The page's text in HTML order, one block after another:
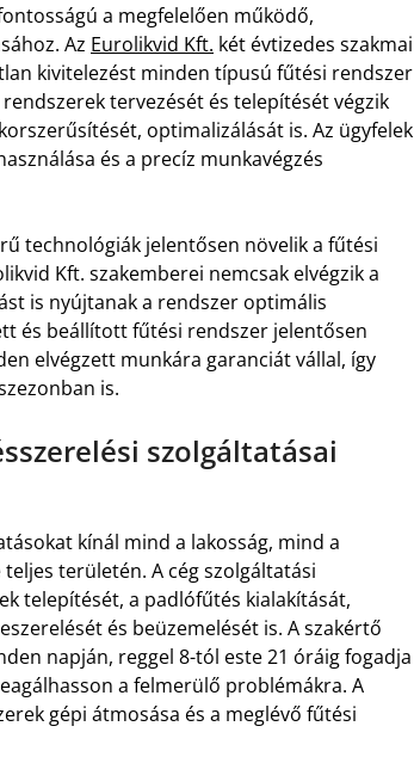
a megfelelően működő,
Az Eurolikvid Kft. két évtizedes szakmai
kivitelezést minden típusú fűtési rendszer
tervezését és telepítését végzik
optimalizálását is. Az ügyfelek
és a precíz munkavégzés
technológiák jelentősen növelik a fűtési
Kft. szakemberei nemcsak elvégzik a
is nyújtanak a rendszer optimális
és beállított fűtési rendszer jelentősen
elvégzett munkára garanciát vállal, így
is.
szolgáltatásai
kínál mind a lakosság, mind a
területén. A cég szolgáltatási
telepítését, a padlófűtés kialakítását,
és beüzemelését is. A szakértő
napján, reggel 8-tól este 21 óráig fogadja
a felmerülő problémákra. A
gépi átmosása és a meglévő fűtési